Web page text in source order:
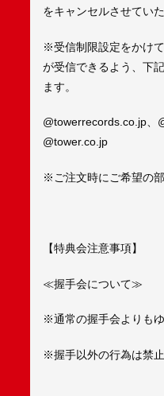
をキャンセルさせてい
※受信制限設定をかけ
が受信できるよう、下
ます。
@towerrecords.co.jp、
@tower.co.jp
※ご注文時にご希望の
【特典会注意事項】
≪握手会について≫
※通常の握手会よりも
※握手以外の行為は禁止